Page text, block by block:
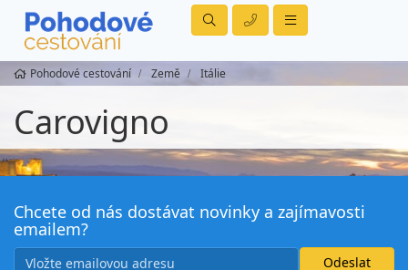
Pohodové cestování Země Itálie
Carovigno
Chcete od nás dostávat novinky a zajímavosti
emailem?